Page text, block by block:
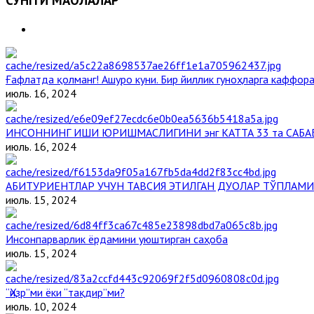
Ғафлатда қолманг! Ашуро куни. Бир йиллик гуноҳларга
июль. 16, 2024
ИНСОННИНГ ИШИ ЮРИШМАСЛИГИНИ энг КАТТА 33 та
июль. 16, 2024
АБИТУРИЕНТЛАР УЧУН ТАВСИЯ ЭТИЛГАН ДУОЛАР ТЎПЛАМИ
июль. 15, 2024
Инсонпарварлик ёрдамини уюштирган саҳоба
июль. 15, 2024
“Ҳизр”ми ёки “тақдир”ми?
июль. 10, 2024